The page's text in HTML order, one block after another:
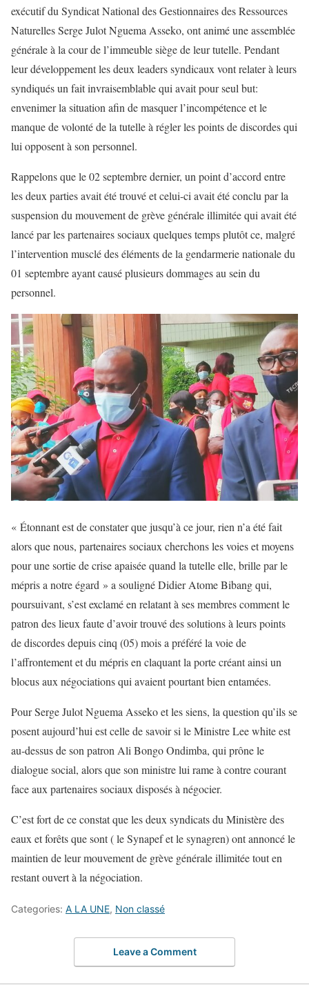
exécutif du Syndicat National des Gestionnaires des Ressources
Naturelles Serge Julot Nguema Asseko, ont animé une assemblée
générale à la cour de l’immeuble siège de leur tutelle. Pendant
leur développement les deux leaders syndicaux vont relater à leurs
syndiqués un fait invraisemblable qui avait pour seul but:
envenimer la situation afin de masquer l’incompétence et le
manque de volonté de la tutelle à régler les points de discordes qui
lui opposent à son personnel.
Rappelons que le 02 septembre dernier, un point d’accord entre
les deux parties avait été trouvé et celui-ci avait été conclu par la
suspension du mouvement de grève générale illimitée qui avait été
lancé par les partenaires sociaux quelques temps plutôt ce, malgré
l’intervention musclé des éléments de la gendarmerie nationale du
01 septembre ayant causé plusieurs dommages au sein du
personnel.
« Étonnant est de constater que jusqu’à ce jour, rien n’a été fait
alors que nous, partenaires sociaux cherchons les voies et moyens
pour une sortie de crise apaisée quand la tutelle elle, brille par le
mépris a notre égard » a souligné Didier Atome Bibang qui,
poursuivant, s’est exclamé en relatant à ses membres comment le
patron des lieux faute d’avoir trouvé des solutions à leurs points
de discordes depuis cinq (05) mois a préféré la voie de
l’affrontement et du mépris en claquant la porte créant ainsi un
blocus aux négociations qui avaient pourtant bien entamées.
Pour Serge Julot Nguema Asseko et les siens, la question qu’ils se
posent aujourd’hui est celle de savoir si le Ministre Lee white est
au-dessus de son patron Ali Bongo Ondimba, qui prône le
dialogue social, alors que son ministre lui rame à contre courant
face aux partenaires sociaux disposés à négocier.
C’est fort de ce constat que les deux syndicats du Ministère des
eaux et forêts que sont ( le Synapef et le synagren) ont annoncé le
maintien de leur mouvement de grève générale illimitée tout en
restant ouvert à la négociation.
Categories: A LA UNE, Non classé
Leave a Comment